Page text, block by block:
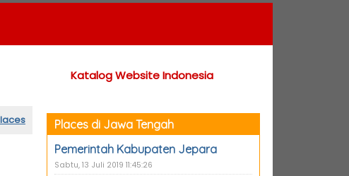
Katalog Website Indonesia
Places di Jawa Tengah
Pemerintah Kabupaten Jepara
Sabtu, 13 Juli 2019 11:45:26